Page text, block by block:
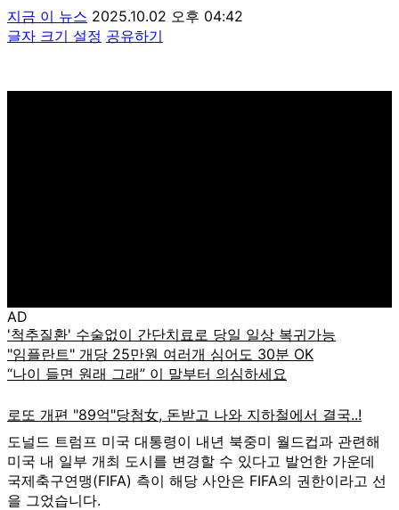
지금 이 뉴스 2025.10.02 오후 04:42
글자 크기 설정 공유하기
AD
도널드 트럼프 미국 대통령이 내년 북중미 월드컵과 관련해
미국 내 일부 개최 도시를 변경할 수 있다고 발언한 가운데
국제축구연맹(FIFA) 측이 해당 사안은 FIFA의 권한이라고 선
을 그었습니다.